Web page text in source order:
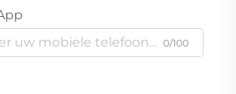
0/100